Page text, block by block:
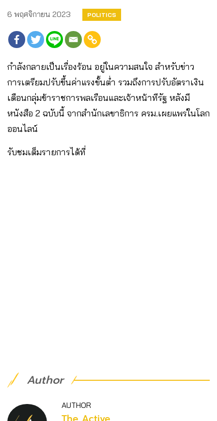
6 พฤศจิกายน 2023 POLITICS
กำลังกลายเป็นเรื่องร้อน อยู่ในความสนใจ สำหรับข่าว
การเตรียมปรับขึ้นค่าแรงขั้นต่ำ รวมถึงการปรับอัตราเงิน
เดือนกลุ่มข้าราชการพลเรือนและเจ้าหน้าทีรัฐ หลังมี
หนังสือ 2 ฉบับนี้ จากสำนักเลขาธิการ ครม.เผยแพร่ในโลก
ออนไลน์
รับชมเต็มรายการได้ที่
Author
AUTHOR